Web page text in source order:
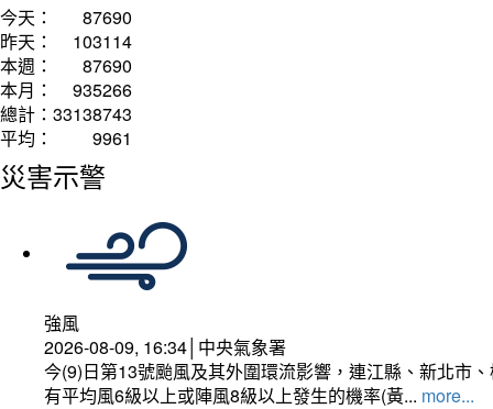
今天：
87690
昨天：
103114
本週：
87690
本月：
935266
總計： 33138743
平均：
9961
災害示警
強風
2026-08-09, 16:34│中央氣象署
今(9)日第13號颱風及其外圍環流影響，連江縣、新北市
有平均風6級以上或陣風8級以上發生的機率(黃... more...